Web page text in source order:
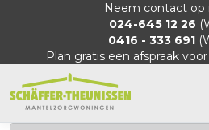
Neem contact op
024-645 12 26
0416 - 333 691
Plan gratis een afspraak voor